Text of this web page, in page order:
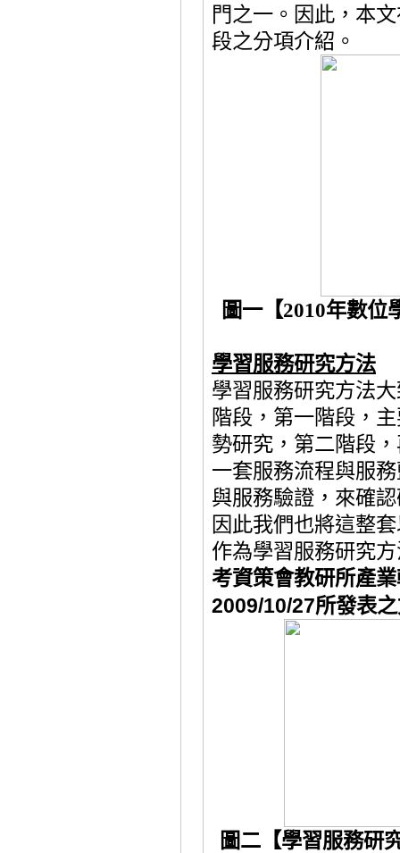
門之一。因此，本
段之分項介紹。
圖一【2010年數位
學習服務研究方法
學習服務研究方法
階段，第一階段，
勢研究， 第二階段
一套服務流程與服
與服務驗證， 來確
因此我們也將這整
作為學習服務研究
考資策會教研所產
2009/10/27所發表
圖二【學習服務研